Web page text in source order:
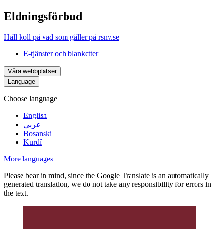
Eldningsförbud
Håll koll på vad som gäller på rsnv.se
E-tjänster och blanketter
Våra webbplatser
Language
Choose language
English
عربى
Bosanski
Kurdî
More languages
Please bear in mind, since the Google Translate is an automatically
generated translation, we do not take any responsibility for errors in
the text.